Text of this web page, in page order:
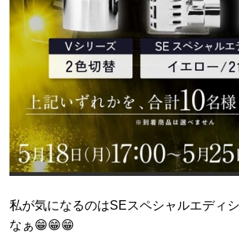
私が気になるのはSEスペシャルエディ
なぁ😁😁😁